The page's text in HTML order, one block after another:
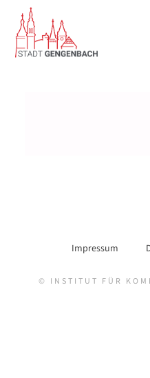
Impressum
© INSTITUT FÜR